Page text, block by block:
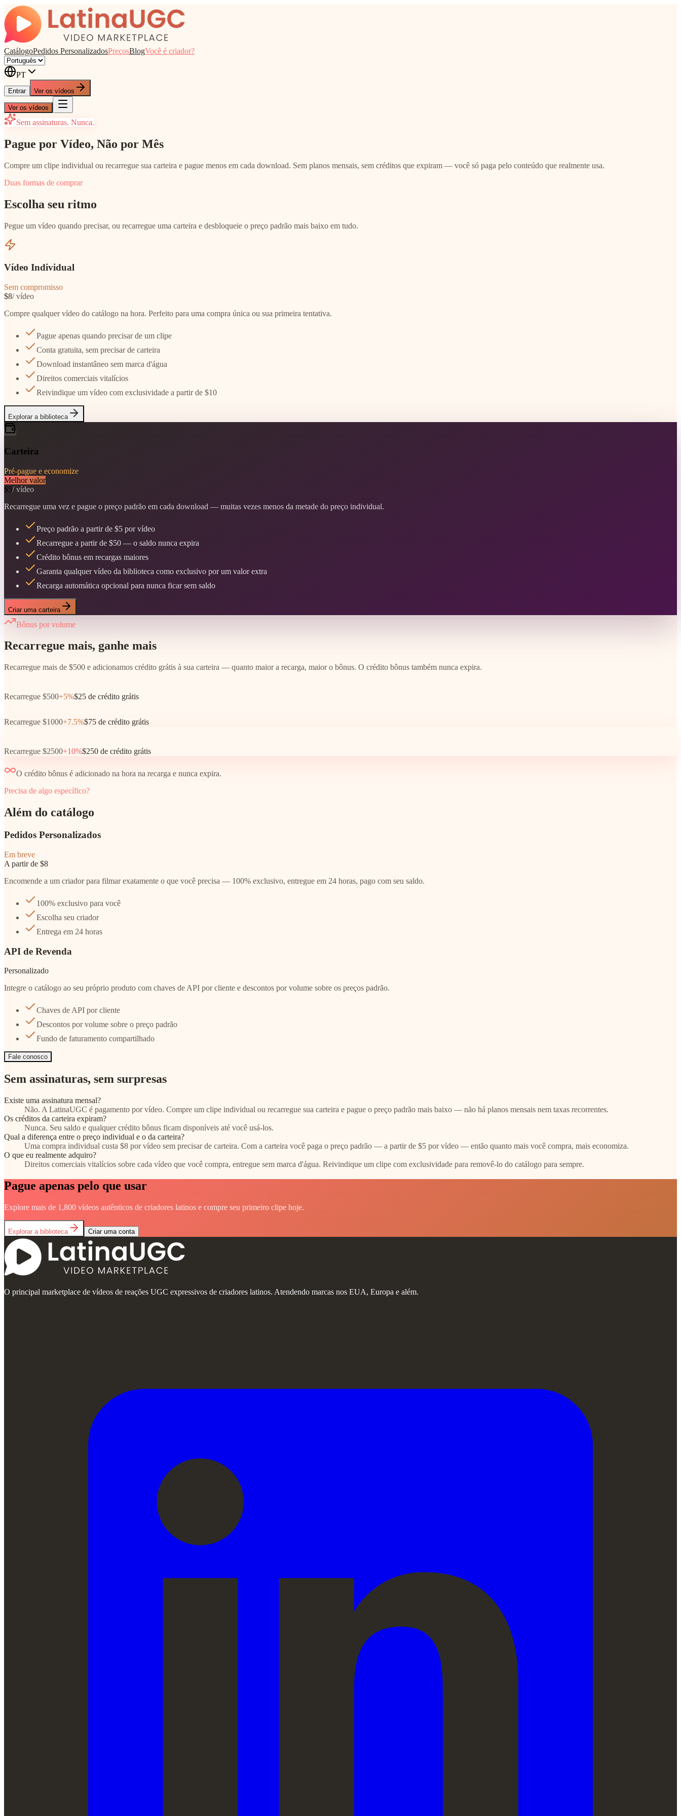
CatálogoPedidos PersonalizadosPreçosBlogVocê é criador?
PT
Entrar Ver os vídeos
Ver os vídeos
Sem assinaturas. Nunca.
Pague por Vídeo, Não por Mês
Compre um clipe individual ou recarregue sua carteira e pague menos em cada download. Sem planos mensais, sem créditos que expiram — você só paga pelo conteúdo que realmente usa.
Duas formas de comprar
Escolha seu ritmo
Pegue um vídeo quando precisar, ou recarregue uma carteira e desbloqueie o preço padrão mais baixo em tudo.
Vídeo Individual
Sem compromisso
$8/ vídeo
Compre qualquer vídeo do catálogo na hora. Perfeito para uma compra única ou sua primeira tentativa.
Pague apenas quando precisar de um clipe
Conta gratuita, sem precisar de carteira
Download instantâneo sem marca d'água
Direitos comerciais vitalícios
Reivindique um vídeo com exclusividade a partir de $10
Explorar a biblioteca
Carteira
Pré-pague e economize
Melhor valor
$5/ vídeo
Recarregue uma vez e pague o preço padrão em cada download — muitas vezes menos da metade do preço individual.
Preço padrão a partir de $5 por vídeo
Recarregue a partir de $50 — o saldo nunca expira
Crédito bônus em recargas maiores
Garanta qualquer vídeo da biblioteca como exclusivo por um valor extra
Recarga automática opcional para nunca ficar sem saldo
Criar uma carteira
Bônus por volume
Recarregue mais, ganhe mais
Recarregue mais de $500 e adicionamos crédito grátis à sua carteira — quanto maior a recarga, maior o bônus. O crédito bônus também nunca expira.
Recarregue $500+5%$25 de crédito grátis
Recarregue $1000+7.5%$75 de crédito grátis
Recarregue $2500+10%$250 de crédito grátis
O crédito bônus é adicionado na hora na recarga e nunca expira.
Precisa de algo específico?
Além do catálogo
Pedidos Personalizados
Em breve
A partir de $8
Encomende a um criador para filmar exatamente o que você precisa — 100% exclusivo, entregue em 24 horas, pago com seu saldo.
100% exclusivo para você
Escolha seu criador
Entrega em 24 horas
API de Revenda
Personalizado
Integre o catálogo ao seu próprio produto com chaves de API por cliente e descontos por volume sobre os preços padrão.
Chaves de API por cliente
Descontos por volume sobre o preço padrão
Fundo de faturamento compartilhado
Fale conosco
Sem assinaturas, sem surpresas
Existe uma assinatura mensal?
Não. A LatinaUGC é pagamento por vídeo. Compre um clipe individual ou recarregue sua carteira e pague o preço padrão mais baixo — não há planos mensais nem taxas recorrentes.
Os créditos da carteira expiram?
Nunca. Seu saldo e qualquer crédito bônus ficam disponíveis até você usá-los.
Qual a diferença entre o preço individual e o da carteira?
Uma compra individual custa $8 por vídeo sem precisar de carteira. Com a carteira você paga o preço padrão — a partir de $5 por vídeo — então quanto mais você compra, mais economiza.
O que eu realmente adquiro?
Direitos comerciais vitalícios sobre cada vídeo que você compra, entregue sem marca d'água. Reivindique um clipe com exclusividade para removê-lo do catálogo para sempre.
Pague apenas pelo que usar
Explore mais de 1,800 vídeos autênticos de criadores latinos e compre seu primeiro clipe hoje.
Explorar a biblioteca Criar uma conta
O principal marketplace de vídeos de reações UGC expressivos de criadores latinos. Atendendo marcas nos EUA, Europa e além.